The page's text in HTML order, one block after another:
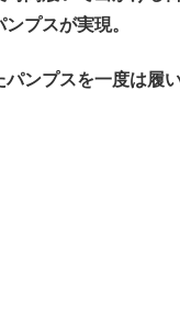
プスが実現。
ンプスを一度は履